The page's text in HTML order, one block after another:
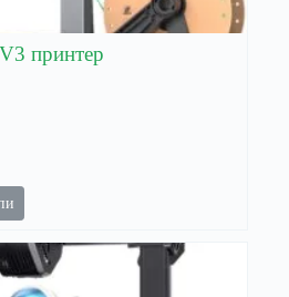
принтер